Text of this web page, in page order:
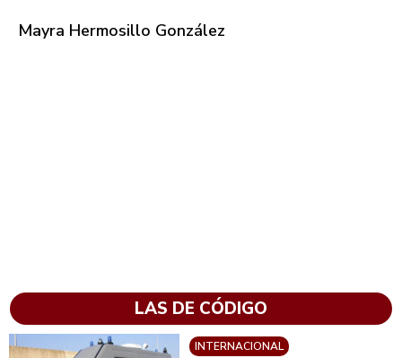
Mayra Hermosillo González
LAS DE CÓDIGO
INTERNACIONAL